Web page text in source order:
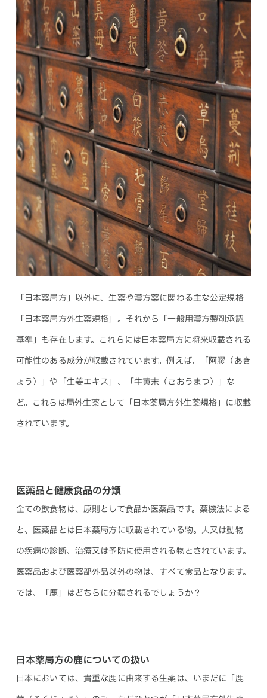
「日本薬局方」以外に、生薬や漢方薬に関わる主な公定規格
「日本薬局方外生薬規格」。それから「一般用漢方製剤承認
基準」も存在します。これらには日本薬局方に将来収載される
可能性のある成分が収載されています。例えば、「阿膠（あき
ょう）」や「生姜エキス」、「牛黄末（ごおうまつ）」な
ど。これらは局外生薬として「日本薬局方外生薬規格」に収載
されています。
医薬品と健康食品の分類
全ての飲食物は、原則として食品か医薬品です。薬機法による
と、医薬品とは日本薬局方に収載されている物。人又は動物
の疾病の診断、治療又は予防に使用される物とされています。
医薬品および医薬部外品以外の物は、すべて食品となります。
では、「鹿」はどちらに分類されるでしょうか？
日本薬局方の鹿についての扱い
日本においては、貴重な鹿に由来する生薬は、いまだに「鹿